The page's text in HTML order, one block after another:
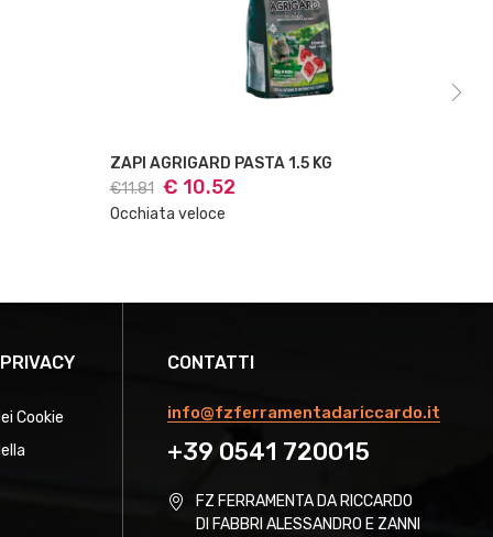
ZAPI AGRIGARD PASTA 1.5 KG
€11.81 € 10.52
Occhiata veloce
CONTATTI
info@fzferramentadariccardo.it
+39 0541 720015
FZ FERRAMENTA DA RICCARDO
DI FABBRI ALESSANDRO E ZANNI
Cookie